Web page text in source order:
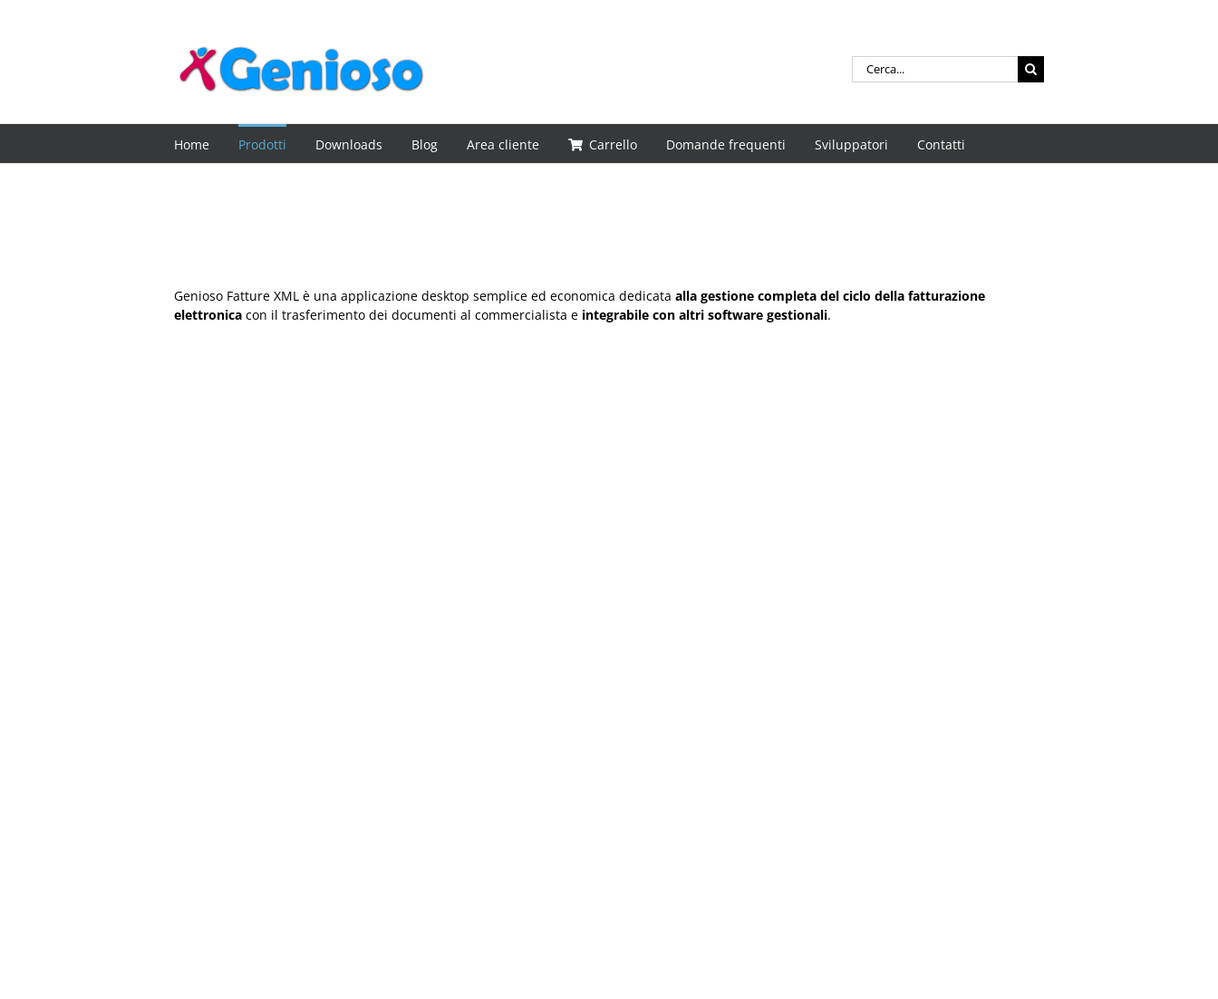
Cerca
per:
Home Prodotti Downloads Blog Area cliente Carrello Domande frequenti Sviluppatori Contatti
Genioso Fatture XML è una applicazione desktop semplice ed economica dedicata alla gestione completa del ciclo della fatturazione
elettronica con il trasferimento dei documenti al commercialista e integrabile con altri software gestionali.